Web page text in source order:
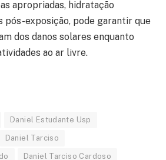
apropriadas, hidratação
pós-exposição, pode garantir que
dos danos solares enquanto
ao ar livre.
Daniel Estudante Usp
Daniel Tarciso
Daniel Tarciso Cardoso